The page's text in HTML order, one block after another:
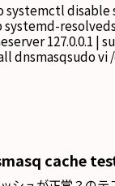
systemctl
systemd-
127.0.0.1 |
dnsmasqsudo vi
cache